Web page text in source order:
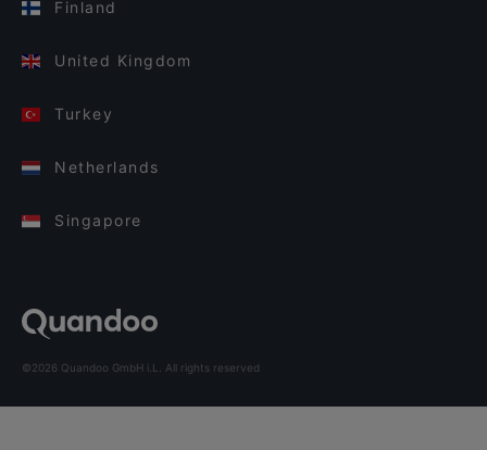
Finland
United Kingdom
Turkey
Netherlands
Singapore
©2026 Quandoo GmbH i.L. All rights reserved